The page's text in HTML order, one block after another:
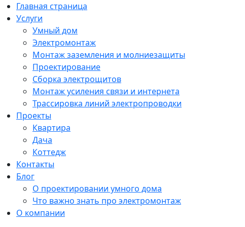
Главная страница
Услуги
Умный дом
Электромонтаж
Монтаж заземления и молниезащиты
Проектирование
Сборка электрощитов
Монтаж усиления связи и интернета
Трассировка линий электропроводки
Проекты
Квартира
Дача
Коттедж
Контакты
Блог
О проектировании умного дома
Что важно знать про электромонтаж
О компании